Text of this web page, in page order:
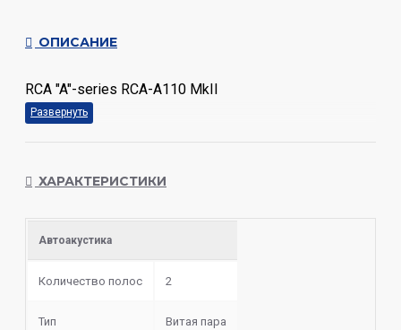
ОПИСАНИЕ
RCA "A"-series RCA-A110 MkII
ХАРАКТЕРИСТИКИ
Автоакустика
Количество полос 2
Тип Витая пара